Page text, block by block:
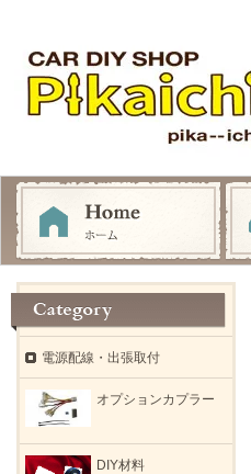
電源配線・出張取付
オプションカプラー
DIY材料